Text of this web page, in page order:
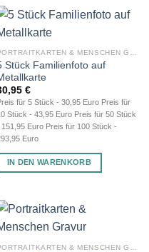
PORTRAITKARTEN & MENSCHEN GRAVUR
Stück Familienfoto auf
€
für 5 Stück - 30,95 Euro Preis für
Stück - 43,95 Euro Preis für 50 Stück
151,95 Euro Preis für 100 Stück -
Euro
IN DEN WARENKORB